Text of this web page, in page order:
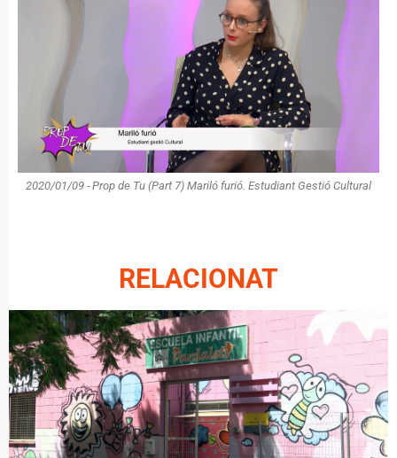
2020/01/09 - Prop de Tu (Part 7) Mariló furió. Estudiant Gestió Cultural
RELACIONAT